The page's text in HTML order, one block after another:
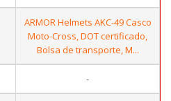
ARMOR Helmets AKC-49 Casco
Moto-Cross, DOT certificado,
Bolsa de transporte, M...
-